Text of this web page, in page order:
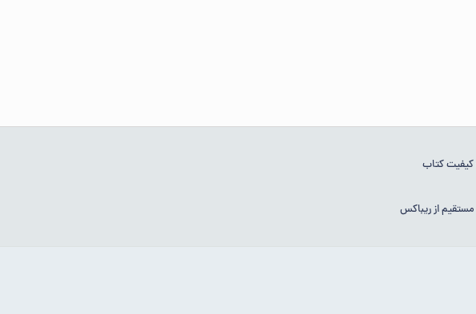
کتاب
از ریباکس